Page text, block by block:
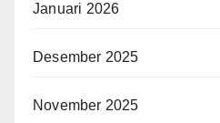
Januari 2026
Desember 2025
November 2025